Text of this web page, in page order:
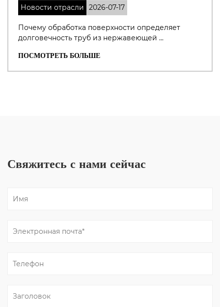
Новости отрасли 2026-07-17
Почему обработка поверхности определяет
долговечность труб из нержавеющей ...
ПОСМОТРЕТЬ БОЛЬШЕ
Свяжитесь с нами сейчас